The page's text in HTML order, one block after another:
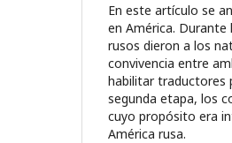
En este artículo se
en América. Durante
rusos dieron a los
convivencia entre
habilitar traductores
segunda etapa, los
cuyo propósito era
América rusa.